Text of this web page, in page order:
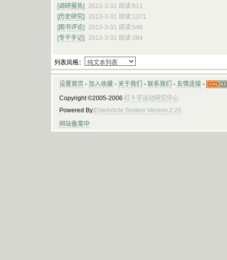
[调研报告] 2013-3-31 阅读:611
[历史研究] 2013-3-31 阅读:1371
[图书评论] 2013-3-31 阅读:546
[专干手记] 2013-3-31 阅读:384
列表风格：
设置首页 - 加入收藏 - 关于我们 - 联系我们 - 友情连接 -
Copyright ©2005-2006 红十字运动研究中心
Powered By:EliteArticle System Version 2.20
网站备案中